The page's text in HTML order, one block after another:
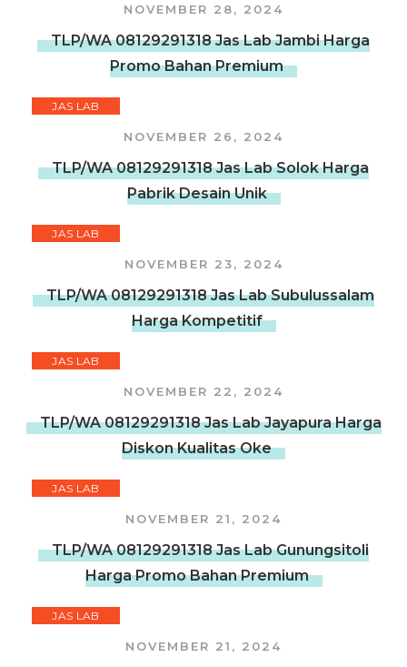
NOVEMBER 28, 2024
TLP/WA 08129291318 Jas Lab Jambi Harga
Promo Bahan Premium
JAS LAB
NOVEMBER 26, 2024
TLP/WA 08129291318 Jas Lab Solok Harga
Pabrik Desain Unik
JAS LAB
NOVEMBER 23, 2024
TLP/WA 08129291318 Jas Lab Subulussalam
Harga Kompetitif
JAS LAB
NOVEMBER 22, 2024
TLP/WA 08129291318 Jas Lab Jayapura Harga
Diskon Kualitas Oke
JAS LAB
NOVEMBER 21, 2024
TLP/WA 08129291318 Jas Lab Gunungsitoli
Harga Promo Bahan Premium
JAS LAB
NOVEMBER 21, 2024